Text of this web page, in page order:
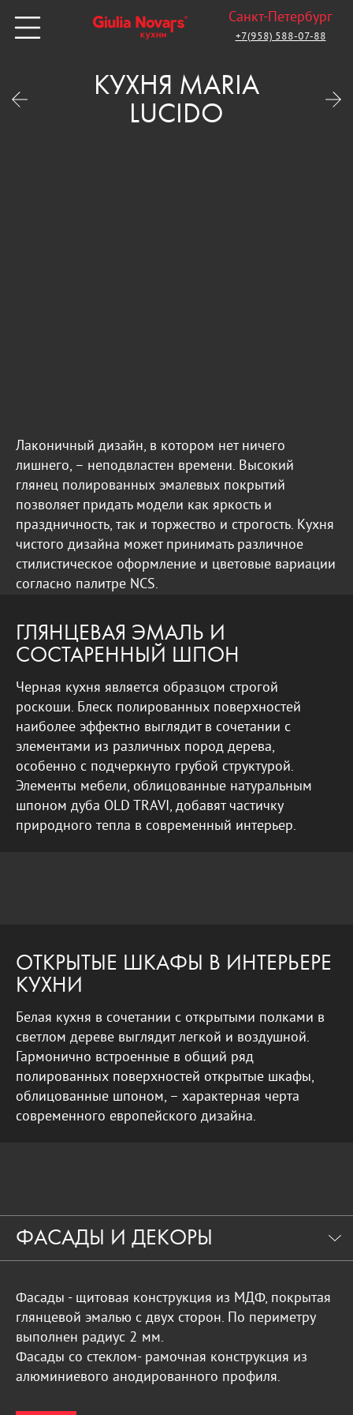
Санкт-Петербург
+7(958) 588-07-88
КУХНЯ MARIA
LUCIDO
Лаконичный дизайн, в котором нет ничего
лишнего, – неподвластен времени. Высокий
глянец полированных эмалевых покрытий
позволяет придать модели как яркость и
праздничность, так и торжество и строгость. Кухня
чистого дизайна может принимать различное
стилистическое оформление и цветовые вариации
согласно палитре NCS.
ГЛЯНЦЕВАЯ ЭМАЛЬ И
СОСТАРЕННЫЙ ШПОН
Черная кухня является образцом строгой
роскоши. Блеск полированных поверхностей
наиболее эффектно выглядит в сочетании с
элементами из различных пород дерева,
особенно с подчеркнуто грубой структурой.
Элементы мебели, облицованные натуральным
шпоном дуба OLD TRAVI, добавят частичку
природного тепла в современный интерьер.
ОТКРЫТЫЕ ШКАФЫ В ИНТЕРЬЕРЕ
КУХНИ
Белая кухня в сочетании с открытыми полками в
светлом дереве выглядит легкой и воздушной.
Гармонично встроенные в общий ряд
полированных поверхностей открытые шкафы,
облицованные шпоном, – характерная черта
современного европейского дизайна.
ФАСАДЫ И ДЕКОРЫ
Фасады - щитовая конструкция из МДФ, покрытая
глянцевой эмалью с двух сторон. По периметру
выполнен радиус 2 мм.
Фасады со стеклом- рамочная конструкция из
алюминиевого анодированного профиля.